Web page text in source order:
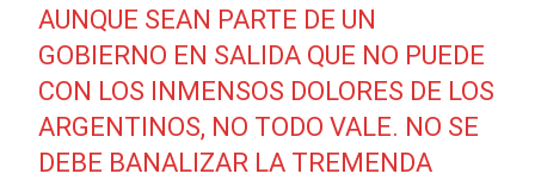
AUNQUE SEAN PARTE DE UN
GOBIERNO EN SALIDA QUE NO PUEDE
CON LOS INMENSOS DOLORES DE LOS
ARGENTINOS, NO TODO VALE. NO SE
DEBE BANALIZAR LA TREMENDA